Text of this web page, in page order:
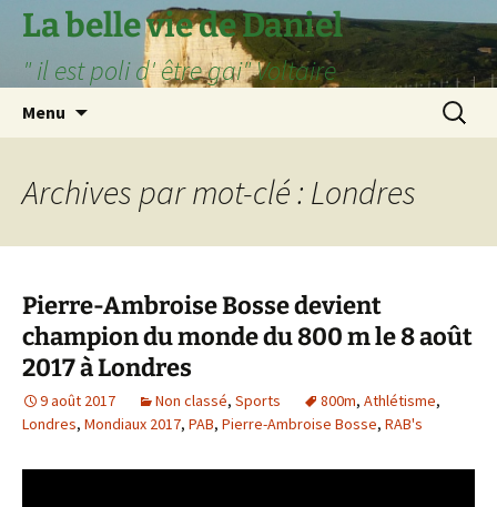
Aller
contenu
La belle vie de Daniel
" il est poli d' être gai" Voltaire
Menu
Archives par mot-clé : Londres
Pierre-Ambroise Bosse devient
champion du monde du 800 m le 8 août
2017 à Londres
9 août 2017 Non classé, Sports 800m, Athlétisme,
Londres, Mondiaux 2017, PAB, Pierre-Ambroise Bosse, RAB's